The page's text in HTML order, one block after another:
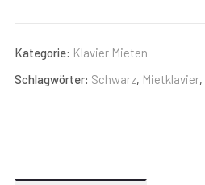
Kategorie: Klavier Mieten
Schlagwörter: Schwarz, Mietklavier,